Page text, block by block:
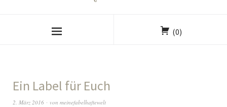
(0)
Ein Label für Euch
2. März 2016 von meinefabelhaftewelt